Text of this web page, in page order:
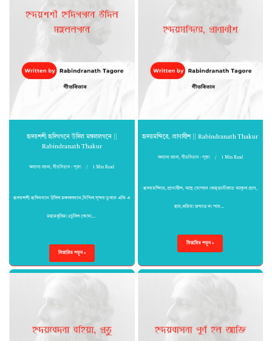
হৃদয়শশী হৃদিগগনে উদিল মঙ্গললগনে ||
Rabindranath Thakur
অন্যান্য রচনা,গীতবিতান - পূজা 1 Min Read
হৃদয়শশী হৃদিগগনে উদিল মঙ্গললগনে,নিখিল সুন্দর ভুবনে একি এ
মহামধুরিমা॥ডুবিল কোথা…
বিস্তারিত পড়ুন »
হৃদয়মন্দিরে, প্রাণাধীশ || Rabindranath Thakur
অন্যান্য রচনা , গীতবিতান - পূজা 1 Min Read
হৃদয়মন্দিরে, প্রাণাধীশ, আছ গোপনে।অমৃতসৌরভে আকুল প্রাণ,
হায়,ভ্রমিয়া জগতে না পায়…
বিস্তারিত পড়ুন »